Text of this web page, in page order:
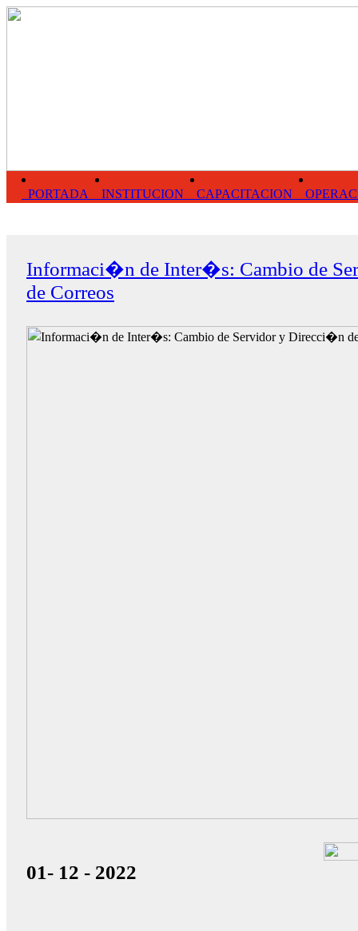
PORTADA INSTITUCION CAPACITACION
Informaci�n de Inter�s: Cambio de
de Correos
01- 12 - 2022